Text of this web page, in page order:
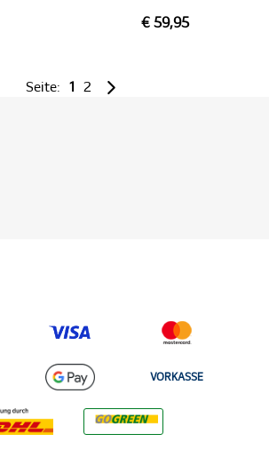
€ 59,95
Seite: 1 2
VORKASSE